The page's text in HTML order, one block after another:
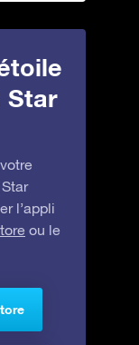
Star
l’appli
ou le